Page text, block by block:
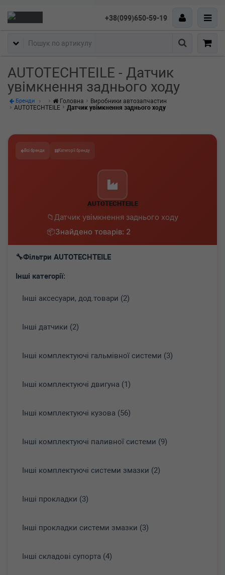
+38(099)650-59-19
Пошук
AUTOTECHTEILE - Датчик
увімкнення заднього ходу
Бренди Головна
Виробники автозапчастин
AUTOTECHTEILE
Датчик увімкнення заднього ходу
Всі бренди Категорії бренду
AUTOTECHTEILE
Датчик увімкнення заднього ходу
Знайдено товарів: 2
Фільтри AUTOTECHTEILE
Інші категорії:
Інші аксесуари, дод.товари (2)
Інші датчики (2)
Інші комплектуючі гальмівної системи (3)
Інші комплектуючі двигуна (1)
Інші комплектуючі кузова (56)
Інші комплектуючі паливної системи (9)
Інші комплектуючі системи змазки (2)
Інші прокладки (3)
Інші прокладки системи змазки (3)
Інші складові супорта (4)